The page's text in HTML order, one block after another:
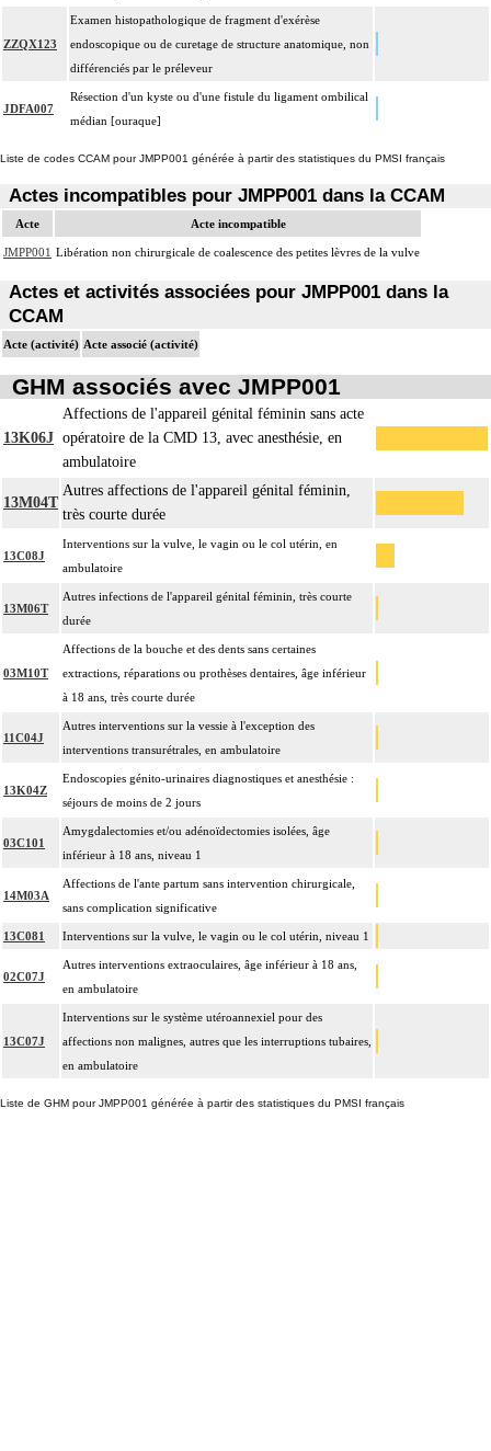
ZZQX123
Examen histopathologique de fragment d'exérèse
endoscopique ou de curetage de structure anatomique, non
différenciés par le préleveur
JDFA007
Résection d'un kyste ou d'une fistule du ligament ombilical
médian [ouraque]
Liste de codes CCAM pour JMPP001 générée à partir des statistiques du PMSI français
Actes incompatibles pour JMPP001 dans la CCAM
Acte Acte incompatible
JMPP001 Libération non chirurgicale de coalescence des petites lèvres de la vulve
Actes et activités associées pour JMPP001 dans la
CCAM
Acte (activité) Acte associé (activité)
GHM associés avec JMPP001
13K06J
Affections de l'appareil génital féminin sans acte
opératoire de la CMD 13, avec anesthésie, en
ambulatoire
13M04T
Autres affections de l'appareil génital féminin,
très courte durée
13C08J
Interventions sur la vulve, le vagin ou le col utérin, en
ambulatoire
13M06T
Autres infections de l'appareil génital féminin, très courte
durée
03M10T
Affections de la bouche et des dents sans certaines
extractions, réparations ou prothèses dentaires, âge inférieur
à 18 ans, très courte durée
11C04J
Autres interventions sur la vessie à l'exception des
interventions transurétrales, en ambulatoire
13K04Z
Endoscopies génito-urinaires diagnostiques et anesthésie :
séjours de moins de 2 jours
03C101
Amygdalectomies et/ou adénoïdectomies isolées, âge
inférieur à 18 ans, niveau 1
14M03A
Affections de l'ante partum sans intervention chirurgicale,
sans complication significative
13C081 Interventions sur la vulve, le vagin ou le col utérin, niveau 1
02C07J
Autres interventions extraoculaires, âge inférieur à 18 ans,
en ambulatoire
13C07J
Interventions sur le système utéroannexiel pour des
affections non malignes, autres que les interruptions tubaires,
en ambulatoire
Liste de GHM pour JMPP001 générée à partir des statistiques du PMSI français